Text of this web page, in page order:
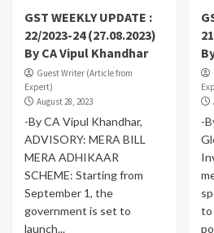
GST WEEKLY UPDATE :
22/2023-24 (27.08.2023)
By CA Vipul Khandhar
Guest Writer (Article from
Expert)
August 28, 2023
-By CA Vipul Khandhar,
ADVISORY: MERA BILL
MERA ADHIKAAR
SCHEME: Starting from
September 1, the
government is set to
launch...
-
to